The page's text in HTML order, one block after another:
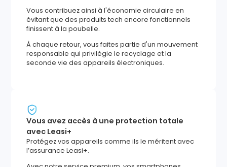
Vous contribuez ainsi à l'économie circulaire en
évitant que des produits tech encore fonctionnels
finissent à la poubelle.
À chaque retour, vous faites partie d'un mouvement
responsable qui privilégie le recyclage et la
seconde vie des appareils électroniques.
Vous avez accès à une protection totale
avec Leasi+
Protégez vos appareils comme ils le méritent avec
l’assurance Leasi+.